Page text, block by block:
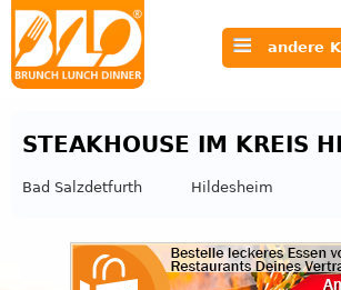
andere
STEAKHOUSE IM KREIS
Bad Salzdetfurth Hildesheim